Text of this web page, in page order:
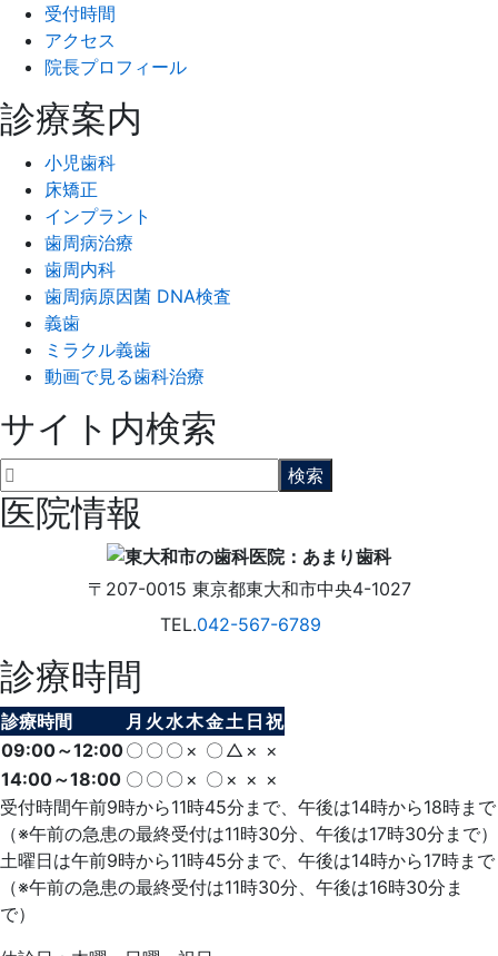
受付時間
アクセス
院長プロフィール
診療案内
小児歯科
床矯正
インプラント
歯周病治療
歯周内科
歯周病原因菌 DNA検査
義歯
ミラクル義歯
動画で見る歯科治療
サイト内検索
医院情報
〒207-0015 東京都東大和市中央4-1027
TEL.042-567-6789
診療時間
診療時間 月 火水木金土 日 祝
09:00～12:00〇 〇 〇 × 〇 △ × ×
14:00～18:00 〇 〇 〇 × 〇 × × ×
受付時間午前9時から11時45分まで、午後は14時から18時まで
（※午前の急患の最終受付は11時30分、午後は17時30分まで）
土曜日は午前9時から11時45分まで、午後は14時から17時まで
（※午前の急患の最終受付は11時30分、午後は16時30分ま
で）